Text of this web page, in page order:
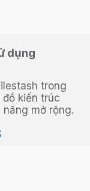
dụng
trong
kiến trúc
mở rộng.